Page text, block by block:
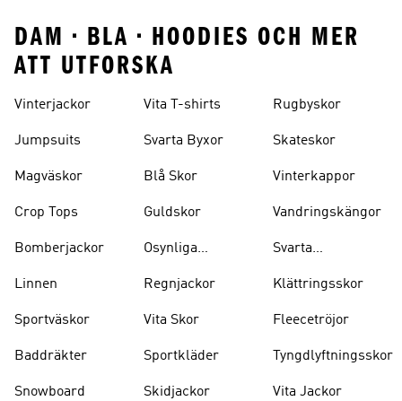
DAM • BLA • HOODIES OCH MER
ATT UTFORSKA
Vinterjackor
Jumpsuits
Magväskor
Crop Tops
Bomberjackor
Linnen
Sportväskor
Baddräkter
Snowboard
Vita T-shirts
Svarta Byxor
Blå Skor
Guldskor
Osynliga
Regnjackor
Vita Skor
Sportkläder
Skidjackor
Rugbyskor
Skateskor
Vinterkappor
Vandringskängor
Svarta
Klättringsskor
Fleecetröjor
Tyngdlyftningsskor
Vita Jackor